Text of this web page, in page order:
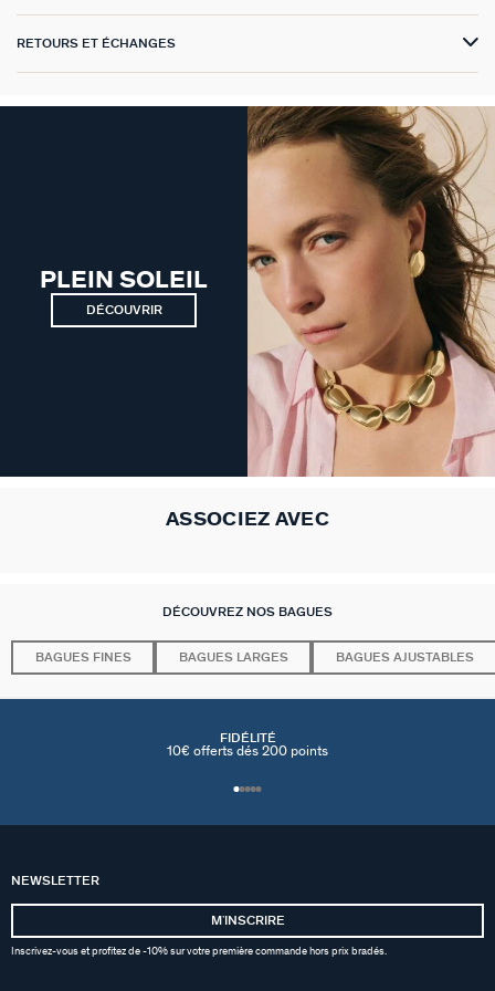
RETOURS ET ÉCHANGES
PLEIN SOLEIL
DÉCOUVRIR
ASSOCIEZ AVEC
DÉCOUVREZ NOS BAGUES
BAGUES FINES BAGUES LARGES BAGUES AJUSTABLES
FIDÉLITÉ
10€ offerts dés 200 points
NEWSLETTER
MʼINSCRIRE
Inscrivez-vous et profitez de -10% sur votre première commande hors prix bradés.